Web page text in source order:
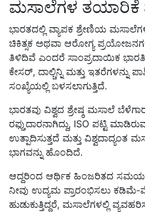
ಮಸಾಲೆಗಳ ತಯಾರಿಕೆ
ಭಾರತದಲ್ಲಿ ವ್ಯಾಪಕ ಶ್ರೇಣಿಯ
ಚಿಕಿತ್ಸಕ ಅಥವಾ ಆರೋಗ್ಯ
ತಿಳಿದಿವೆ ಎಂದರೆ ಸಾಂಪ್ರದಾಯಿಕ
ಕೇಸರ್, ದಾಲ್ಚಿನ್ನಿ ಮತ್ತು ಇತರೆಗಳನ್ನು
ಸಂಖ್ಯೆಯಲ್ಲಿ ಬಳಸಲಾಗುತ್ತಿದೆ.
ಭಾರತವು ವಿಶ್ವದ ಶ್ರೇಷ್ಠ ಮಸಾಲೆ
ರಫ್ತುದಾರನಾಗಿದ್ದು, ISO ಪಟ್ಟಿ
ಉತ್ಪಾದಿಸುತ್ತದೆ ಮತ್ತು ವಿಶ್ವದಾದ್ಯಂತ
ಭಾಗವನ್ನು ಹೊಂದಿದೆ.
ಆದ್ದರಿಂದ ಆರ್ಥಿಕ ಹಿಂಜರಿತದ
ನೀವು ಉದ್ಯಮ ಪ್ರಾರಂಭಿಸಲು ಕಡಿಮೆ-
ಹುಡುಕುತ್ತಿದ್ದರೆ, ಮಸಾಲೆಗಳಲ್ಲಿ